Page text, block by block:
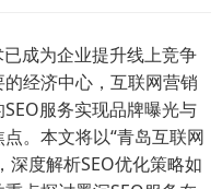
成为企业提升线上竞争
经济中心，互联网营销
服务实现品牌曝光与
。本文将以“青岛互联网
深度解析SEO优化策略如